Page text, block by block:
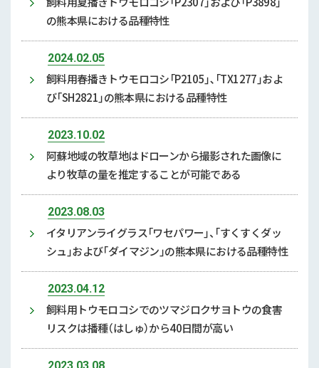
の熊本県における品種特性
2024.02.05
飼料用春播きトウモロコシ「P2105」､「TX1277」およ
び「SH2821」の熊本県における品種特性
2023.10.02
阿蘇地域の牧草地はドローンから撮影された画像に
より牧草の量を推定することが可能である
2023.08.03
イタリアンライグラス「ワセパワー」、「すくすくダッ
シュ」および「ダイマジン」の熊本県における品種特性
2023.04.12
飼料用トウモロコシでのツマジロクサヨトウの食害
リスクは播種（はしゅ）から40日間が高い